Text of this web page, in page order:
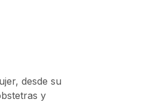
desde su
y